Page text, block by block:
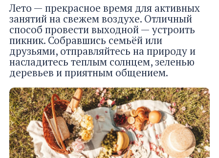
Лето — прекрасное время для активных
занятий на свежем воздухе. Отличный
способ провести выходной — устроить
пикник. Собравшись семьёй или
друзьями, отправляйтесь на природу и
насладитесь теплым солнцем, зеленью
деревьев и приятным общением.